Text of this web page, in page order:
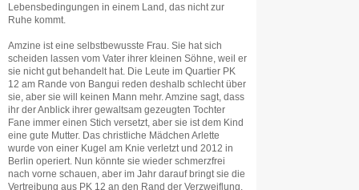
Lebensbedingungen in einem Land, das nicht zur
Ruhe kommt.
Amzine ist eine selbstbewusste Frau. Sie hat sich
scheiden lassen vom Vater ihrer kleinen Söhne, weil er
sie nicht gut behandelt hat. Die Leute im Quartier PK
12 am Rande von Bangui reden deshalb schlecht über
sie, aber sie will keinen Mann mehr. Amzine sagt, dass
ihr der Anblick ihrer gewaltsam gezeugten Tochter
Fane immer einen Stich versetzt, aber sie ist dem Kind
eine gute Mutter. Das christliche Mädchen Arlette
wurde von einer Kugel am Knie verletzt und 2012 in
Berlin operiert. Nun könnte sie wieder schmerzfrei
nach vorne schauen, aber im Jahr darauf bringt sie die
Vertreibung aus PK 12 an den Rand der Verzweiflung.